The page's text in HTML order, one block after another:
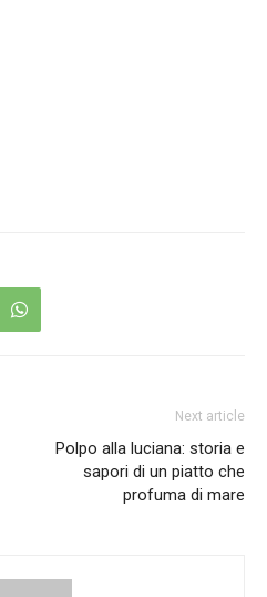
Next article
Polpo alla luciana: storia e
sapori di un piatto che
profuma di mare